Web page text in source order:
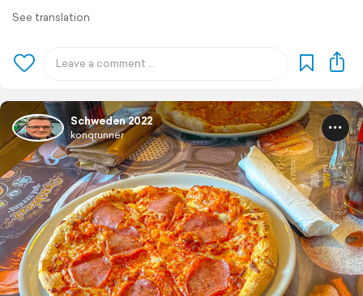
See translation
Schweden 2022
konqrunner